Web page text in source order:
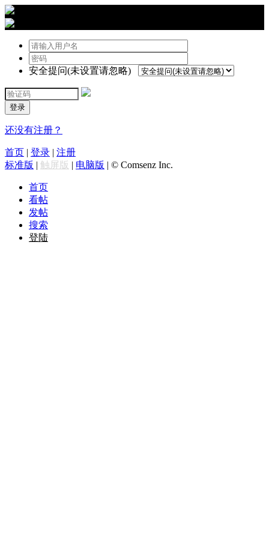
安全提问(未设置请忽略)
登录
还没有注册？
首页 | 登录 | 注册
标准版 | 触屏版 | 电脑版 | © Comsenz Inc.
首页
看帖
发帖
搜索
登陆